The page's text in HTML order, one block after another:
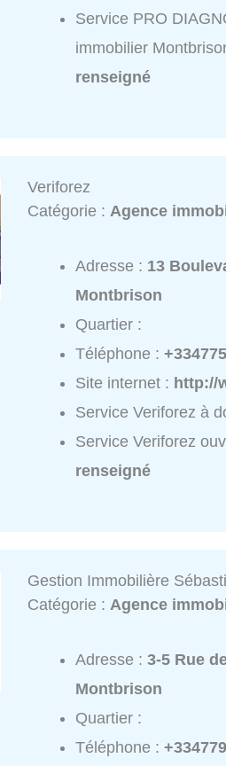
Service PRO
immobilier
renseigné
Veriforez
Catégorie :Agence
Adresse : 13
Montbrison
Quartier :
Téléphone :
Site internet : http://
Service Veriforez à
Service Veriforez
renseigné
Gestion Immobilière
Catégorie : Agence
Adresse :3-5 Rue
Montbrison
Quartier :
Téléphone :